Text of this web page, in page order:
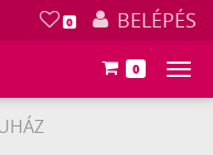
0 BELÉPÉS
0